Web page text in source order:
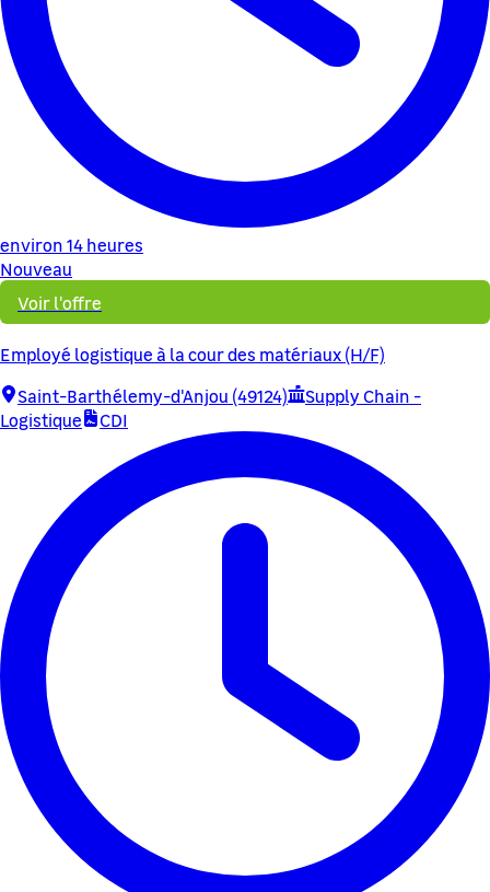
environ 14 heures
Nouveau
Voir l'offre
Employé logistique à la cour des matériaux (H/F)
Saint-Barthélemy-d'Anjou (49124)
Supply Chain -
Logistique
CDI